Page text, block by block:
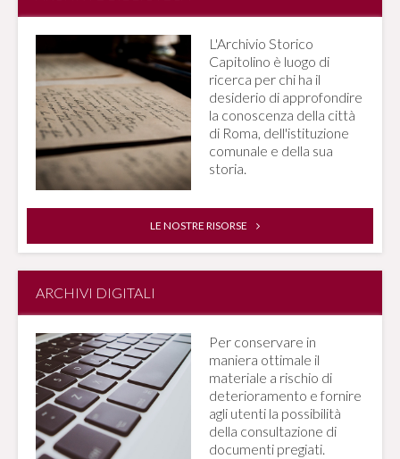
L'Archivio Storico
Capitolino è luogo di
ricerca per chi ha il
desiderio di approfondire
la conoscenza della città
di Roma, dell'istituzione
comunale e della sua
storia.
LE NOSTRE RISORSE
ARCHIVI DIGITALI
Per conservare in
maniera ottimale il
materiale a rischio di
deterioramento e fornire
agli utenti la possibilità
della consultazione di
documenti pregiati.